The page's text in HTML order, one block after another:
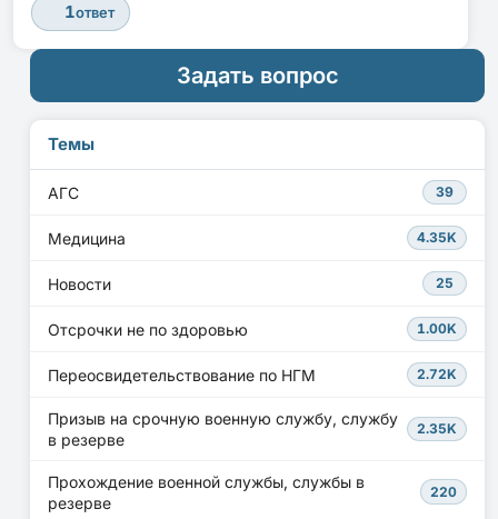
1ответ
Задать вопрос
Темы
АГС 39
Медицина 4.35K
Новости 25
Отсрочки не по здоровью 1.00K
Переосвидетельствование по НГМ 2.72K
Призыв на срочную военную службу, службу
в резерве
2.35K
Прохождение военной службы, службы в
резерве
220